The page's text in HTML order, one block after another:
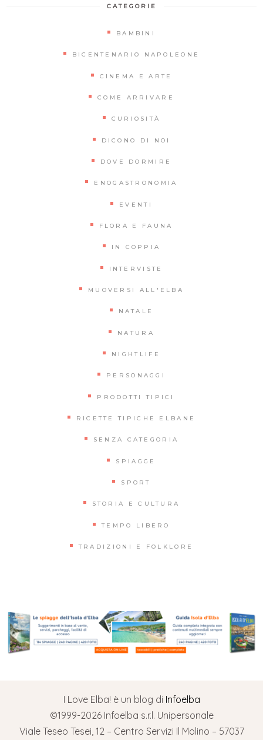
CATEGORIE
BAMBINI
BICENTENARIO NAPOLEONE
CINEMA E ARTE
COME ARRIVARE
CURIOSITÀ
DICONO DI NOI
DOVE DORMIRE
ENOGASTRONOMIA
EVENTI
FLORA E FAUNA
IN COPPIA
INTERVISTE
MUOVERSI ALL'ELBA
NATALE
NATURA
NIGHTLIFE
PERSONAGGI
PRODOTTI TIPICI
RICETTE TIPICHE ELBANE
SENZA CATEGORIA
SPIAGGE
SPORT
STORIA E CULTURA
TEMPO LIBERO
TRADIZIONI E FOLKLORE
I Love Elba! è un blog di Infoelba
©1999-2026 Infoelba s.r.l. Unipersonale
Viale Teseo Tesei, 12 – Centro Servizi Il Molino – 57037